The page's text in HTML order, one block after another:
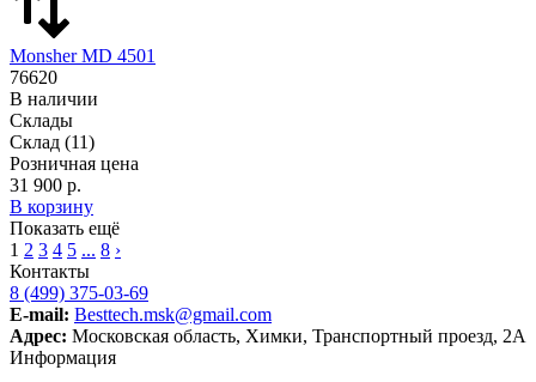
Monsher MD 4501
76620
В наличии
Склады
Склад (11)
Розничная цена
31 900 р.
В корзину
Показать ещё
1 2 3 4 5 ... 8 ›
Контакты
8 (499) 375-03-69
E-mail: Besttech.msk@gmail.com
Адрес: Московская область, Химки, Транспортный проезд, 2А
Информация